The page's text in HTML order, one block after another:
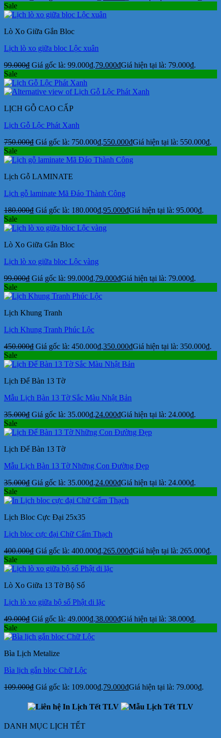
Sale
Lò Xo Giữa Gắn Bloc
Lịch lò xo giữa bloc Lộc xuân
99.000₫ Giá gốc là: 99.000₫.79.000₫Giá hiện tại là: 79.000₫.
Sale
LỊCH GỖ CAO CẤP
Lịch Gỗ Lộc Phát Xanh
750.000₫ Giá gốc là: 750.000₫.550.000₫Giá hiện tại là: 550.000₫.
Sale
Lịch Gỗ LAMINATE
Lịch gỗ laminate Mã Đáo Thành Công
180.000₫ Giá gốc là: 180.000₫.95.000₫Giá hiện tại là: 95.000₫.
Sale
Lò Xo Giữa Gắn Bloc
Lịch lò xo giữa bloc Lộc vàng
99.000₫ Giá gốc là: 99.000₫.79.000₫Giá hiện tại là: 79.000₫.
Sale
Lịch Khung Tranh
Lịch Khung Tranh Phúc Lộc
450.000₫ Giá gốc là: 450.000₫.350.000₫Giá hiện tại là: 350.000₫.
Sale
Lịch Để Bàn 13 Tờ
Mẫu Lịch Bàn 13 Tờ Sắc Màu Nhật Bản
35.000₫ Giá gốc là: 35.000₫.24.000₫Giá hiện tại là: 24.000₫.
Sale
Lịch Để Bàn 13 Tờ
Mẫu Lịch Bàn 13 Tờ Những Con Đường Đẹp
35.000₫ Giá gốc là: 35.000₫.24.000₫Giá hiện tại là: 24.000₫.
Sale
Lịch Bloc Cực Đại 25x35
Lịch bloc cực đại Chữ Cẩm Thạch
400.000₫ Giá gốc là: 400.000₫.265.000₫Giá hiện tại là: 265.000₫.
Sale
Lò Xo Giữa 13 Tờ Bộ Số
Lịch lò xo giữa bộ số Phật di lặc
49.000₫ Giá gốc là: 49.000₫.38.000₫Giá hiện tại là: 38.000₫.
Sale
Bìa Lịch Metalize
Bìa lịch gắn bloc Chữ Lộc
109.000₫ Giá gốc là: 109.000₫.79.000₫Giá hiện tại là: 79.000₫.
DANH MỤC LỊCH TẾT